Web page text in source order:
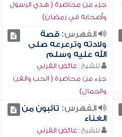
جزء من محاضرة ( هدي الرسول
وأصحابه في رمضان)
الفهرس:قصة
ولادته وترعرعه صلى
الله عليه وسلم
للشيخ: عائض القرني
جزء من محاضرة ( الحب والفن
والجمال)
الفهرس: تائبون من
الغناء
للشيخ: عائض القرني